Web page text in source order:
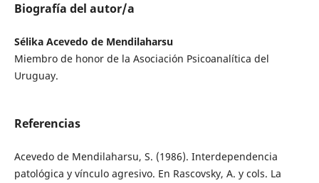
Biografía del autor/a
Sélika Acevedo de Mendilaharsu
Miembro de honor de la Asociación Psicoanalítica del
Uruguay.
Referencias
Acevedo de Mendilaharsu, S. (1986). Interdependencia
patológica y vínculo agresivo. En Rascovsky, A. y cols. La